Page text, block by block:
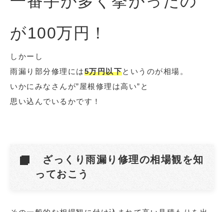
が100万円！
しかーし
雨漏り部分修理には5万円以下というのが相場。
いかにみなさんが”屋根修理は高い”と
思い込んでいるかです！
ざっくり雨漏り修理の相場観を知
っておこう